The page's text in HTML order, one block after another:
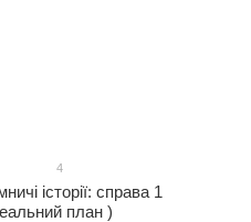
4
історії: справа 1
план )